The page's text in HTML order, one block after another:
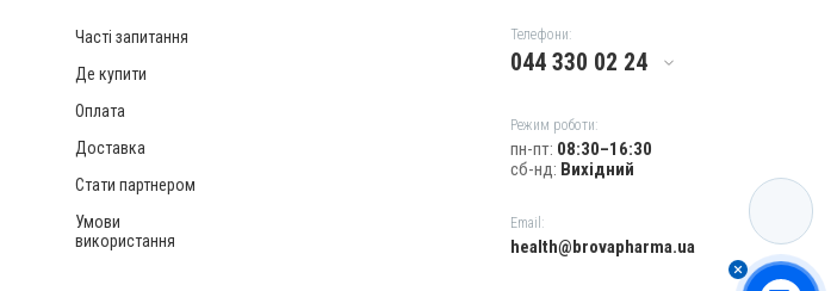
Часті запитання
Де купити
Оплата
Доставка
Стати партнером
Умови
використання
Телефони:
044 330 02 24
Режим роботи:
пн-пт: 08:30–16:30
сб-нд: Вихідний
Email:
health@brovapharma.ua
КАТАЛОГ